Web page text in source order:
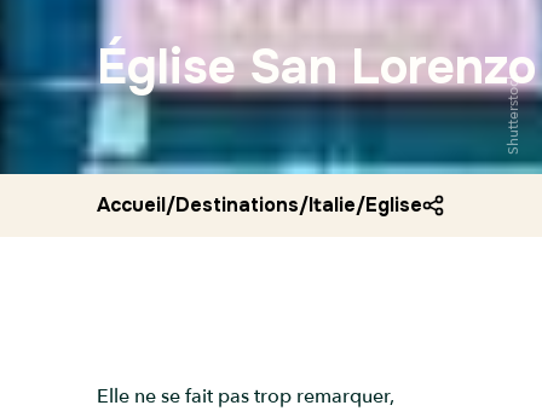
Église San Lorenzo
Shutterstock
Accueil/Destinations/Italie/Eglise san lorenzo
Elle ne se fait pas trop remarquer,